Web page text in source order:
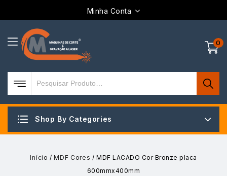
Minha Conta
Shop By Categories
0
Início /MDF Cores / MDF LACADO Cor Bronze placa
600mmx400mm